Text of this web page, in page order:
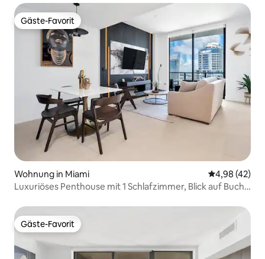
Gäste-Favorit
Gäste-Favorit
Wohnung in Miami
4,98 (42)
Luxuriöses Penthouse mit 1 Schlafzimmer, Blick auf Bucht
Gäste-Favorit
Gäste-Favorit